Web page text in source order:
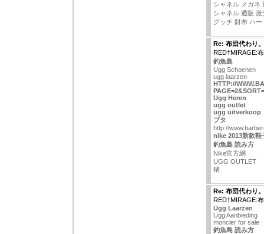
シャネル メガネ
シャネル 通販 激
グッチ 財布 ハー
Re: 布団代わり。
RED†MIRAGE:
釣魚島
Ugg Schoenen
ugg laarzen
HTTP://
Ugg Heren
ugg outlet
ugg uitverkoop
ブタ
http://
nike 2013新款鞋
釣魚島 読み方
Nike官方網
UGG OUTLET
猪
Re: 布団代わり。
RED†MIRAGE:
Ugg Laarzen
Ugg Aanbieding
moncler for sale
釣魚島 読み方